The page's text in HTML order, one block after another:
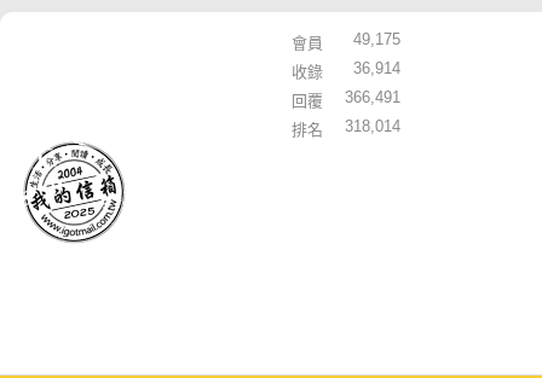
會員
49,175
收錄
36,914
回覆
366,491
排名
318,014